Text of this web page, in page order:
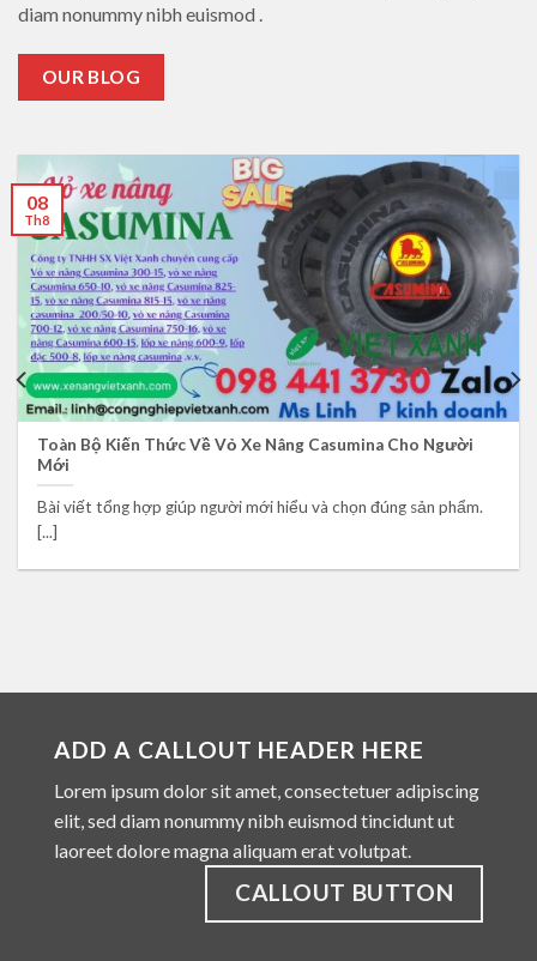
diam nonummy nibh euismod .
OUR BLOG
Toàn Bộ Kiến Thức Về Vỏ Xe Nâng Casumina Cho Người
Mới
Bài viết tổng hợp giúp người mới hiểu và chọn đúng sản phẩm.
[...]
08
Th8
ADD A CALLOUT HEADER HERE
Lorem ipsum dolor sit amet, consectetuer adipiscing
elit, sed diam nonummy nibh euismod tincidunt ut
laoreet dolore magna aliquam erat volutpat.
CALLOUT BUTTON